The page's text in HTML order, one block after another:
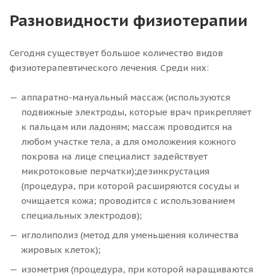
Разновидности физиотерапии
Сегодня существует большое количество видов
физиотерапевтического лечения. Среди них:
аппаратно-мануальный массаж (используются
подвижные электроды, которые врач прикрепляет
к пальцам или ладоням; массаж проводится на
любом участке тела, а для омоложения кожного
покрова на лице специалист задействует
микротоковые перчатки);дезинкрустация
(процедура, при которой расширяются сосуды и
очищается кожа; проводится с использованием
специальных электродов);
иглолиполиз (метод для уменьшения количества
жировых клеток);
изометрия (процедура, при которой наращиваются